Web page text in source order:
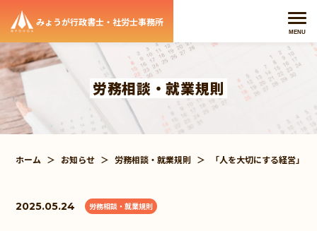
みょうが行政書士・社労士事務所 メニ
MENU
労務相談・就業規則
ホーム ＞ お知らせ ＞ 労務相談・就業規則 ＞ 「人を大切にする経営」
2025.05.24 労務相談・就業規則